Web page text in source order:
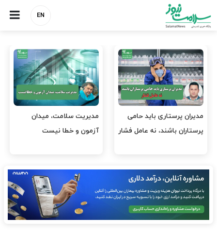
EN
وقت وزیر بهداشت باید صرف
افتتاح پروژه‌ها شود؟
واردات دارو و کالاهای اساسی
باید در اولویت تخصیص ارز